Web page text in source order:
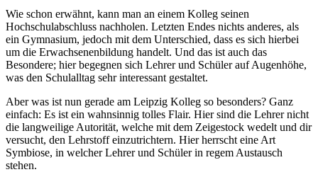
Wie schon erwähnt, kann man an einem Kolleg seinen
Hochschulabschluss nachholen. Letzten Endes nichts anderes, als
ein Gymnasium, jedoch mit dem Unterschied, dass es sich hierbei
um die Erwachsenenbildung handelt. Und das ist auch das
Besondere; hier begegnen sich Lehrer und Schüler auf Augenhöhe,
was den Schulalltag sehr interessant gestaltet.
Aber was ist nun gerade am Leipzig Kolleg so besonders? Ganz
einfach: Es ist ein wahnsinnig tolles Flair. Hier sind die Lehrer nicht
die langweilige Autorität, welche mit dem Zeigestock wedelt und dir
versucht, den Lehrstoff einzutrichtern. Hier herrscht eine Art
Symbiose, in welcher Lehrer und Schüler in regem Austausch
stehen.